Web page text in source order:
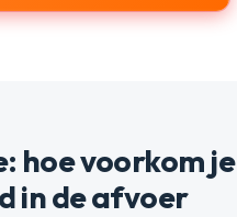
hoe voorkom je
in de afvoer